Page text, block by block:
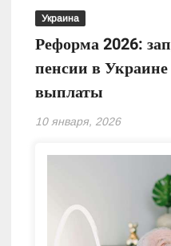
Украина
Реформа 2026:
пенсии в
выплаты
10 января, 2026